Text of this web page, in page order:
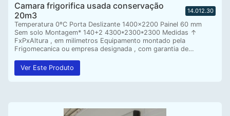
Camara frigorifica usada conservação
20m3
14.012.30
Temperatura 0ºC Porta Deslizante 1400×2200 Painel 60 mm
Sem solo Montagem* 140+2 4300*2300*2300 Medidas ↑
FxPxAltura , em milimetros Equipamento montado pela
Frigomecanica ou empresa designada , com garantia de…
Ver Este Produto